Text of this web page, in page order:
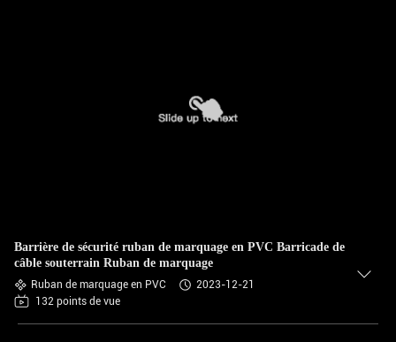
Barrière de sécurité ruban de marquage en PVC Barricade de
câble souterrain Ruban de marquage
Ruban de marquage en PVC
2023-12-21
132 points de vue